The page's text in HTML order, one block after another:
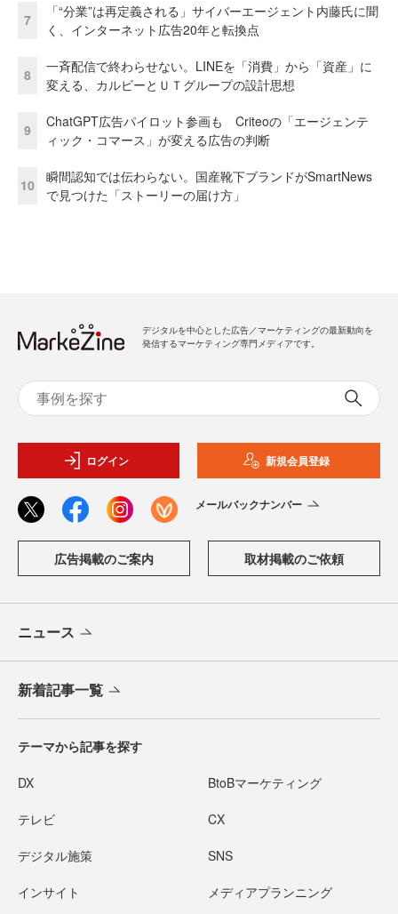
7
「“分業”は再定義される」サイバーエージェント内藤氏に聞
く、インターネット広告20年と転換点
8
一斉配信で終わらせない。LINEを「消費」から「資産」に
変える、カルビーとＵＴグループの設計思想
9
ChatGPT広告パイロット参画も Criteoの「エージェンテ
ィック・コマース」が変える広告の判断
10
瞬間認知では伝わらない。国産靴下ブランドがSmartNews
で見つけた「ストーリーの届け方」
デジタルを中心とした広告／マーケティングの最新動向を
発信するマーケティング専門メディアです。
ログイン 新規会員登録
メールバックナンバー
広告掲載のご案内 取材掲載のご依頼
ニュース
新着記事一覧
テーマから記事を探す
DX BtoBマーケティング
テレビ CX
デジタル施策 SNS
インサイト メディアプランニング